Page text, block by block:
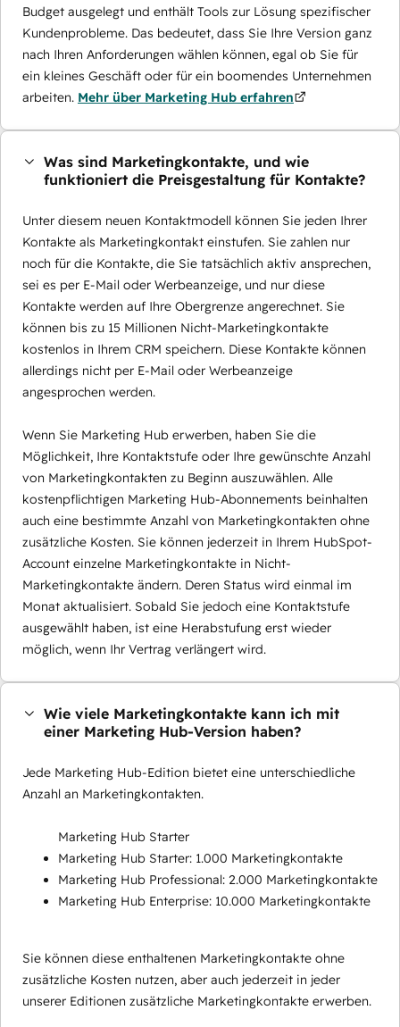
Budget ausgelegt und enthält Tools zur Lösung spezifischer
Kundenprobleme. Das bedeutet, dass Sie Ihre Version ganz
nach Ihren Anforderungen wählen können, egal ob Sie für
ein kleines Geschäft oder für ein boomendes Unternehmen
arbeiten. Mehr über Marketing Hub erfahren
Was sind Marketingkontakte, und wie
funktioniert die Preisgestaltung für Kontakte?
Unter diesem neuen Kontaktmodell können Sie jeden Ihrer
Kontakte als Marketingkontakt einstufen. Sie zahlen nur
noch für die Kontakte, die Sie tatsächlich aktiv ansprechen,
sei es per E-Mail oder Werbeanzeige, und nur diese
Kontakte werden auf Ihre Obergrenze angerechnet. Sie
können bis zu 15 Millionen Nicht-Marketingkontakte
kostenlos in Ihrem CRM speichern. Diese Kontakte können
allerdings nicht per E-Mail oder Werbeanzeige
angesprochen werden.
Wenn Sie Marketing Hub erwerben, haben Sie die
Möglichkeit, Ihre Kontaktstufe oder Ihre gewünschte Anzahl
von Marketingkontakten zu Beginn auszuwählen. Alle
kostenpflichtigen Marketing Hub-Abonnements beinhalten
auch eine bestimmte Anzahl von Marketingkontakten ohne
zusätzliche Kosten. Sie können jederzeit in Ihrem HubSpot-
Account einzelne Marketingkontakte in Nicht-
Marketingkontakte ändern. Deren Status wird einmal im
Monat aktualisiert. Sobald Sie jedoch eine Kontaktstufe
ausgewählt haben, ist eine Herabstufung erst wieder
möglich, wenn Ihr Vertrag verlängert wird.
Wie viele Marketingkontakte kann ich mit
einer Marketing Hub-Version haben?
Jede Marketing Hub-Edition bietet eine unterschiedliche
Anzahl an Marketingkontakten.
Marketing Hub Starter
Marketing Hub Starter: 1.000 Marketingkontakte
Marketing Hub Professional: 2.000 Marketingkontakte
Marketing Hub Enterprise: 10.000 Marketingkontakte
Sie können diese enthaltenen Marketingkontakte ohne
zusätzliche Kosten nutzen, aber auch jederzeit in jeder
unserer Editionen zusätzliche Marketingkontakte erwerben.